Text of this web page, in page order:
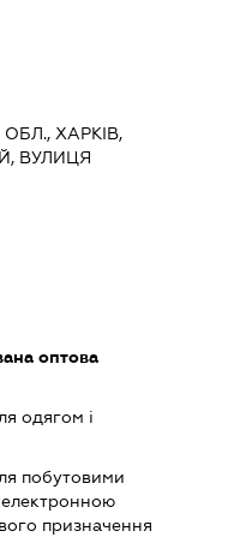
ОБЛ., ХАРКІВ,
ВУЛИЦЯ
оптова
одягом і
побутовими
призначення